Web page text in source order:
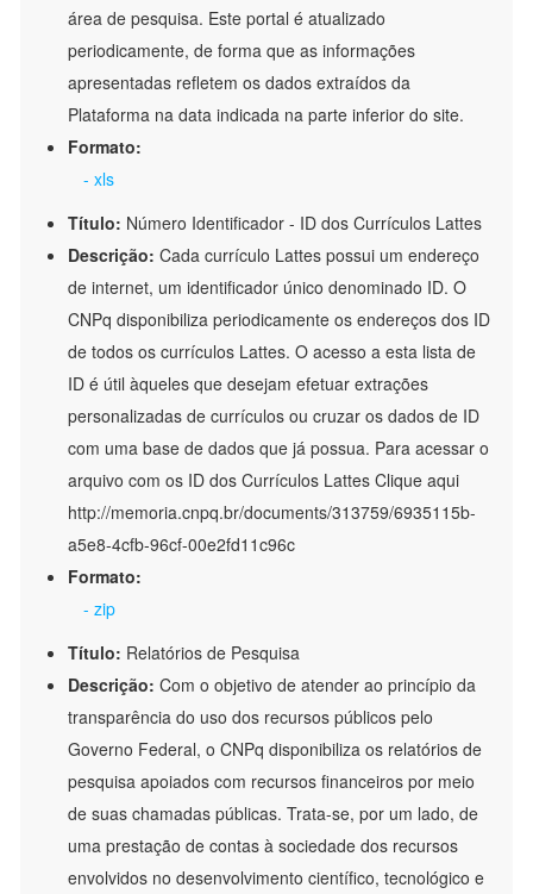
área de pesquisa. Este portal é atualizado
periodicamente, de forma que as informações
apresentadas refletem os dados extraídos da
Plataforma na data indicada na parte inferior do site.
Formato:
- xls
Título: Número Identificador - ID dos Currículos Lattes
Descrição: Cada currículo Lattes possui um endereço
de internet, um identificador único denominado ID. O
CNPq disponibiliza periodicamente os endereços dos ID
de todos os currículos Lattes. O acesso a esta lista de
ID é útil àqueles que desejam efetuar extrações
personalizadas de currículos ou cruzar os dados de ID
com uma base de dados que já possua. Para acessar o
arquivo com os ID dos Currículos Lattes Clique aqui
http://memoria.cnpq.br/documents/313759/6935115b-
a5e8-4cfb-96cf-00e2fd11c96c
Formato:
- zip
Título: Relatórios de Pesquisa
Descrição: Com o objetivo de atender ao princípio da
transparência do uso dos recursos públicos pelo
Governo Federal, o CNPq disponibiliza os relatórios de
pesquisa apoiados com recursos financeiros por meio
de suas chamadas públicas. Trata-se, por um lado, de
uma prestação de contas à sociedade dos recursos
envolvidos no desenvolvimento científico, tecnológico e